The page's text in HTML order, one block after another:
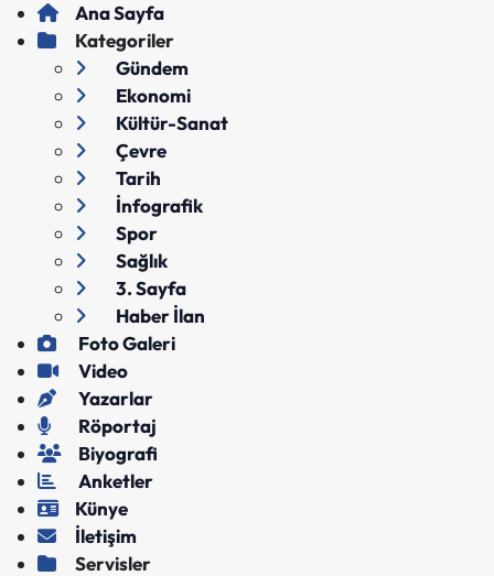
Ana Sayfa
Kategoriler
Gündem
Ekonomi
Kültür-Sanat
Çevre
Tarih
İnfografik
Spor
Sağlık
3. Sayfa
Haber İlan
Foto Galeri
Video
Yazarlar
Röportaj
Biyografi
Anketler
Künye
İletişim
Servisler